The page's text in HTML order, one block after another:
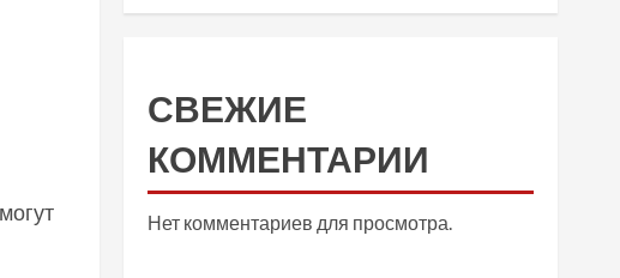
СВЕЖИЕ
КОММЕНТАРИИ
Нет комментариев для просмотра.